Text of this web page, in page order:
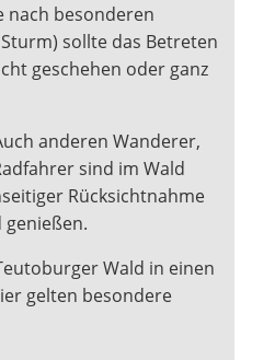
nach besonderen
sollte das Betreten
geschehen oder ganz
anderen Wanderer,
sind im Wald
Rücksichtnahme
genießen.
Wald in einen
gelten besondere